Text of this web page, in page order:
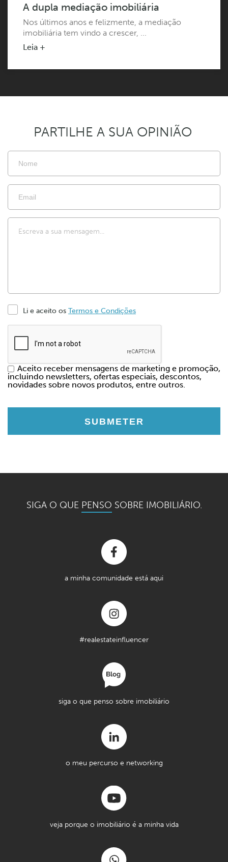
A dupla mediação imobiliária
Nos últimos anos e felizmente, a mediação
imobiliária tem vindo a crescer, ...
Leia +
PARTILHE A SUA OPINIÃO
Li e aceito os Termos e Condições
Aceito receber mensagens de marketing e promoção,
incluindo newsletters, ofertas especiais, descontos,
novidades sobre novos produtos, entre outros.
SIGA O QUE PENSO SOBRE IMOBILIÁRIO.
a minha comunidade está aqui
#realestateinfluencer
siga o que penso sobre imobiliário
o meu percurso e networking
veja porque o imobiliário é a minha vida